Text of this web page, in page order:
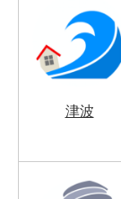
津波